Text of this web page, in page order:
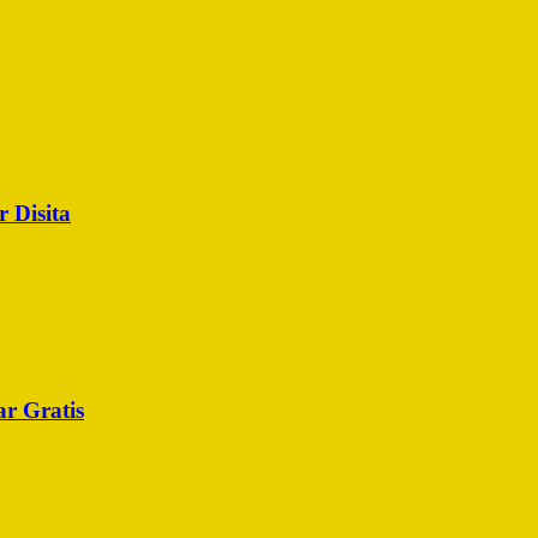
Disita
Gratis